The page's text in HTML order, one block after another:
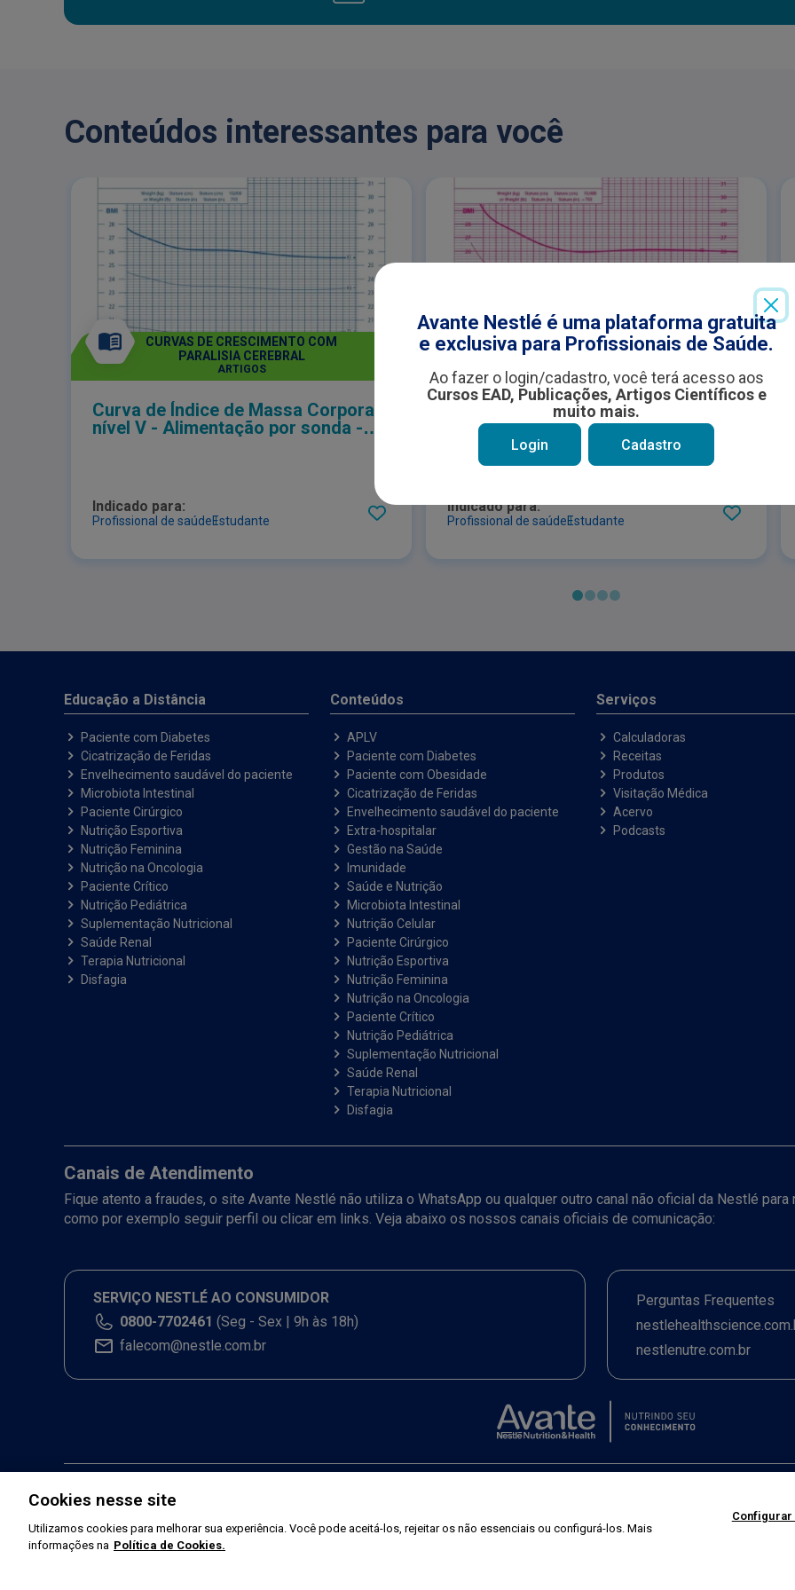
Conteúdos interessantes para você
CURVAS DE CRESCIMENTO COM
PARALISIA CEREBRAL
ARTIGOS
Curva de Índice de Massa Corporal -
nível V - Alimentação por sonda -
Indicado para:
Profissional de saúdeEstudante
CURVAS DE CRESCIMENTO COM
ARTIGOS
Curva de Índice de Massa Corporal -
nível V - Alimentação por sonda -
Feminino
Indicado para:
Profissional de saúdeEstudante
Avante Nestlé é uma plataforma gratuita
e exclusiva para Profissionais de Saúde.
Ao fazer o login/cadastro, você terá acesso aos
Cursos EAD, Publicações, Artigos Científicos e
muito mais.
Login Cadastro
Educação a Distância
Paciente com Diabetes
Cicatrização de Feridas
Envelhecimento saudável do paciente
Microbiota Intestinal
Paciente Cirúrgico
Nutrição Esportiva
Nutrição Feminina
Nutrição na Oncologia
Paciente Crítico
Nutrição Pediátrica
Suplementação Nutricional
Saúde Renal
Terapia Nutricional
Disfagia
Conteúdos
APLV
Paciente com Diabetes
Paciente com Obesidade
Cicatrização de Feridas
Envelhecimento saudável do paciente
Extra-hospitalar
Gestão na Saúde
Imunidade
Saúde e Nutrição
Microbiota Intestinal
Nutrição Celular
Paciente Cirúrgico
Nutrição Esportiva
Nutrição Feminina
Nutrição na Oncologia
Paciente Crítico
Nutrição Pediátrica
Suplementação Nutricional
Saúde Renal
Terapia Nutricional
Disfagia
Serviços
Calculadoras
Receitas
Produtos
Visitação Médica
Acervo
Podcasts
Canais de Atendimento
Fique atento a fraudes, o site Avante Nestlé não utiliza o WhatsApp ou qualquer outro canal não oficial da Nestlé
como por exemplo seguir perfil ou clicar em links. Veja abaixo os nossos canais oficiais de comunicação:
SERVIÇO NESTLÉ AO CONSUMIDOR
0800-7702461 (Seg - Sex | 9h às 18h)
falecom@nestle.com.br
Perguntas Frequentes
nestlenutre.com.br
Cookies nesse site
Utilizamos cookies para melhorar sua experiência. Você pode aceitá-los, rejeitar os não essenciais ou configurá-los. Mais
informações na Política de Cookies.
Configurar